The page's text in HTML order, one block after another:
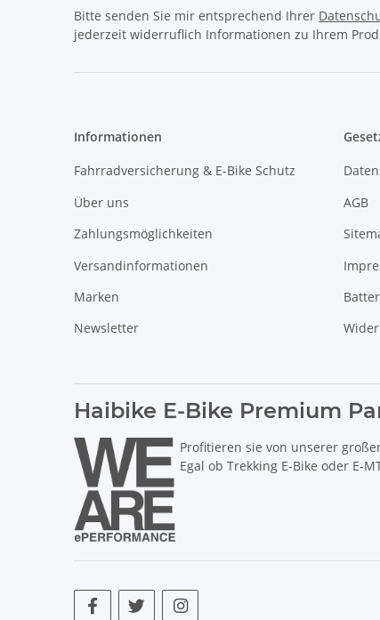
Bitte senden Sie mir entsprechend Ihrer
jederzeit widerruflich Informationen zu Ihrem
Informationen
Fahrradversicherung & E-Bike Schutz
Über uns
Zahlungsmöglichkeiten
Versandinformationen
Marken
Newsletter
AGB
Haibike E-Bike Premium
Profitieren sie von unserer
Egal ob Trekking E-Bike oder E-